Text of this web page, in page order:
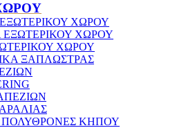
ΧΩΡΟΥ
ΕΞΩΤΕΡΙΚΟΥ ΧΩΡΟΥ
ΧΩΡΟΥ
ΞΑΠΛΩΣΤΡΑΣ
ΠΟΛΥΘΡΟΝΕΣ ΚΗΠΟΥ